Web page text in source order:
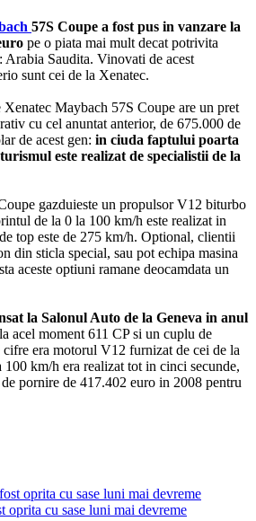
57S Coupe a fost pus in vanzare la
pe o piata mai mult decat potrivita
Arabia Saudita. Vinovati de acest
sunt cei de la Xenatec.
Maybach 57S Coupe are un pret
cu cel anuntat anterior, de 675.000 de
de acest gen: in ciuda faptului poarta
este realizat de specialistii de la
gazduieste un propulsor V12 biturbo
de la 0 la 100 km/h este realizat in
top este de 275 km/h. Optional, clientii
din sticla special, sau pot echipa masina
aceste optiuni ramane deocamdata un
la Salonul Auto de la Geneva in anul
acel moment 611 CP si un cuplu de
cifre era motorul V12 furnizat de cei de la
km/h era realizat tot in cinci secunde,
pornire de 417.402 euro in 2008 pentru
oprita cu sase luni mai devreme